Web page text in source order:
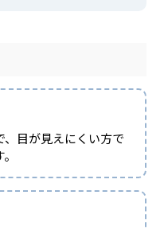
目が見えにくい方で